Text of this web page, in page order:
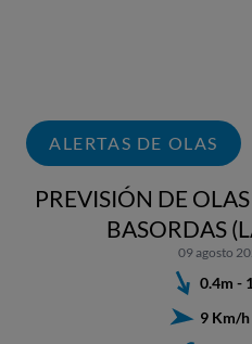
ALERTAS DE OLAS
PREVISIÓN DE
BASORDAS
09 agosto
0.4m -
9 Km/h